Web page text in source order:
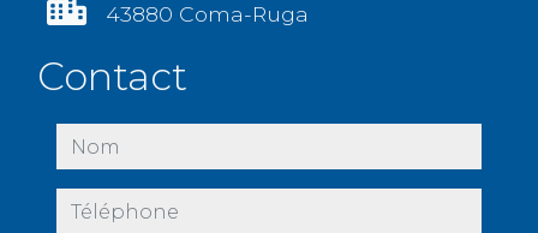
43880 Coma-Ruga
Contact
nom
téléphone